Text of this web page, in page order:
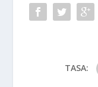
TASA: